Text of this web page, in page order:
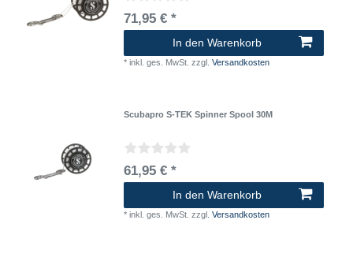
71,95 € *
In den Warenkorb
*inkl. ges. MwSt. zzgl.Versandkosten
Scubapro S-TEK Spinner Spool 30M
61,95 € *
In den Warenkorb
*inkl. ges. MwSt. zzgl.Versandkosten